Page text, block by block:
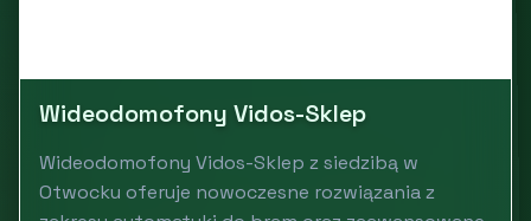
Wideodomofony Vidos-Sklep
Wideodomofony Vidos-Sklep z siedzibą w
Otwocku oferuje nowoczesne rozwiązania z